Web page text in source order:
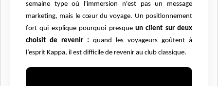
semaine type où l'immersion n'est pas un message
marketing, mais le cœur du voyage. Un positionnement
fort qui explique pourquoi presque un client sur deux
choisit de revenir : quand les voyageurs goûtent à
l’esprit Kappa, il est difficile de revenir au club classique.